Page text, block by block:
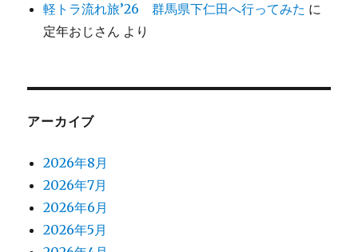
軽トラ流れ旅’26 群馬県下仁田へ行ってみた に
定年おじさん より
アーカイブ
2026年8月
2026年7月
2026年6月
2026年5月